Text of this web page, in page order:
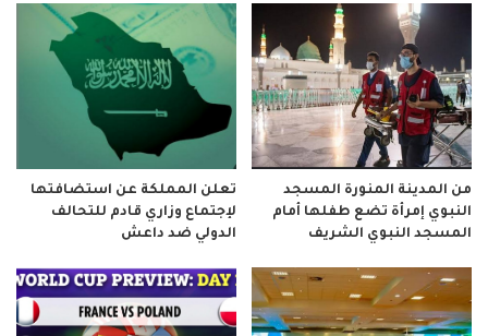
من المدينة المنورة المسجد
النبوي إمرأة تضع طفلها أمام
المسجد النبوي الشريف
تعلن المملكة عن استضافتها
لإجتماع وزاري قادم للتحالف
الدولي ضد داعش